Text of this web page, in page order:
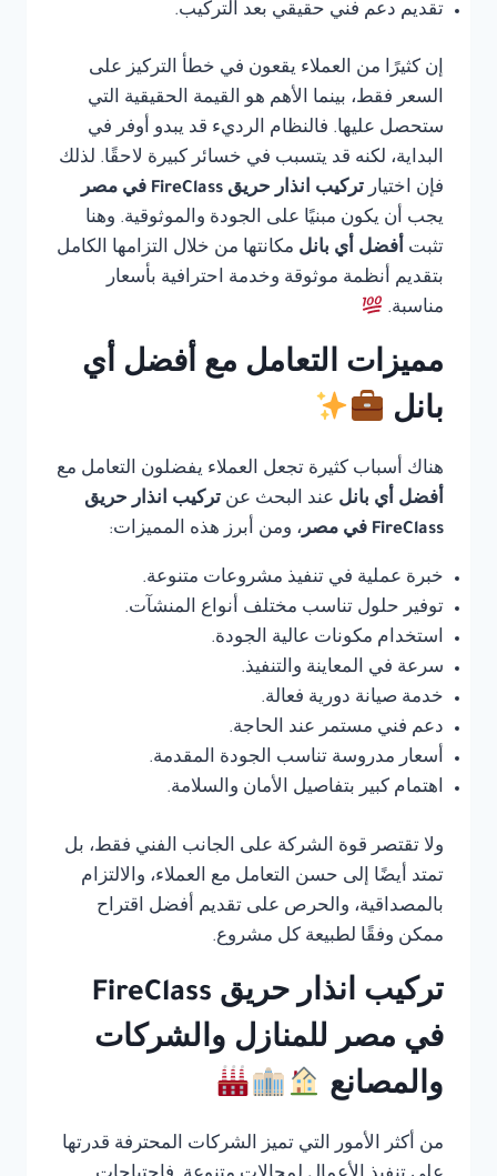
تقديم دعم فني حقيقي بعد التركيب.
إن كثيرًا من العملاء يقعون في خطأ التركيز على
السعر فقط، بينما الأهم هو القيمة الحقيقية التي
ستحصل عليها. فالنظام الرديء قد يبدو أوفر في
البداية، لكنه قد يتسبب في خسائر كبيرة لاحقًا. لذلك
فإن اختيار تركيب انذار حريق FireClass في مصر
يجب أن يكون مبنيًا على الجودة والموثوقية. وهنا
تثبت أفضل أي بانل مكانتها من خلال التزامها الكامل
بتقديم أنظمة موثوقة وخدمة احترافية بأسعار
مناسبة.
مميزات التعامل مع أفضل أي
بانل
هناك أسباب كثيرة تجعل العملاء يفضلون التعامل مع
أفضل أي بانل عند البحث عن تركيب انذار حريق
FireClass في مصر
، ومن أبرز هذه المميزات:
خبرة عملية في تنفيذ مشروعات متنوعة.
توفير حلول تناسب مختلف أنواع المنشآت.
استخدام مكونات عالية الجودة.
سرعة في المعاينة والتنفيذ.
خدمة صيانة دورية فعالة.
دعم فني مستمر عند الحاجة.
أسعار مدروسة تناسب الجودة المقدمة.
اهتمام كبير بتفاصيل الأمان والسلامة.
ولا تقتصر قوة الشركة على الجانب الفني فقط، بل
تمتد أيضًا إلى حسن التعامل مع العملاء، والالتزام
بالمصداقية، والحرص على تقديم أفضل اقتراح
ممكن وفقًا لطبيعة كل مشروع.
تركيب انذار حريق FireClass
في مصر للمنازل والشركات
والمصانع
من أكثر الأمور التي تميز الشركات المحترفة قدرتها